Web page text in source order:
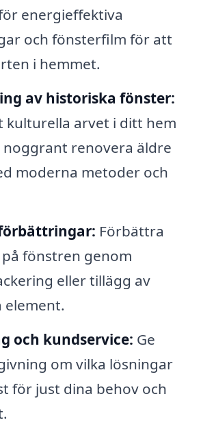
energieffektiva
och fönsterfilm för att
i hemmet.
av historiska fönster:
kulturella arvet i ditt hem
renovera äldre
moderna metoder och
Förbättra
fönstren genom
eller tillägg av
element.
och kundservice: Ge
om vilka lösningar
för just dina behov och